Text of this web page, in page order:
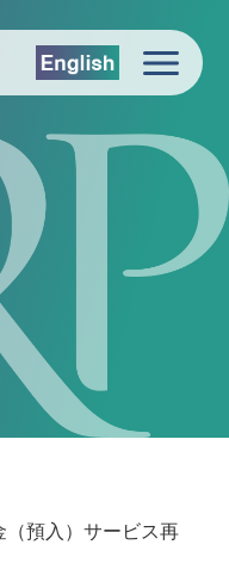
（預入）サービス再